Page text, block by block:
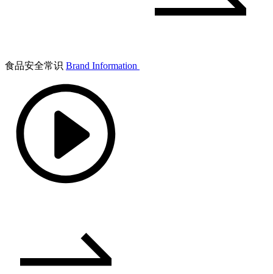
食品安全常识 Brand Information